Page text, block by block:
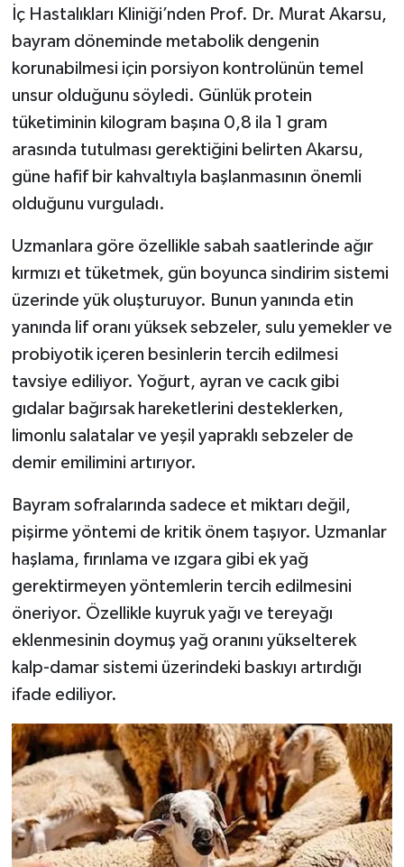
İç Hastalıkları Kliniği’nden Prof. Dr. Murat Akarsu,
bayram döneminde metabolik dengenin
korunabilmesi için porsiyon kontrolünün temel
unsur olduğunu söyledi. Günlük protein
tüketiminin kilogram başına 0,8 ila 1 gram
arasında tutulması gerektiğini belirten Akarsu,
güne hafif bir kahvaltıyla başlanmasının önemli
olduğunu vurguladı.
Uzmanlara göre özellikle sabah saatlerinde ağır
kırmızı et tüketmek, gün boyunca sindirim sistemi
üzerinde yük oluşturuyor. Bunun yanında etin
yanında lif oranı yüksek sebzeler, sulu yemekler ve
probiyotik içeren besinlerin tercih edilmesi
tavsiye ediliyor. Yoğurt, ayran ve cacık gibi
gıdalar bağırsak hareketlerini desteklerken,
limonlu salatalar ve yeşil yapraklı sebzeler de
demir emilimini artırıyor.
Bayram sofralarında sadece et miktarı değil,
pişirme yöntemi de kritik önem taşıyor. Uzmanlar
haşlama, fırınlama ve ızgara gibi ek yağ
gerektirmeyen yöntemlerin tercih edilmesini
öneriyor. Özellikle kuyruk yağı ve tereyağı
eklenmesinin doymuş yağ oranını yükselterek
kalp-damar sistemi üzerindeki baskıyı artırdığı
ifade ediliyor.
Simav
Siyaset
Spor
Teknoloji
Türkiye
Video Galeri
Yaşam
Yemek Tarifleri